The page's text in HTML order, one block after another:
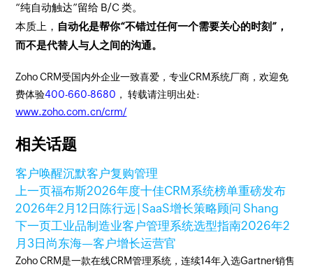
“纯自动触达”留给 B/C 类。
本质上， 自动化是帮你“不错过任何一个需要关心的时刻”，
而不是代替人与人之间的沟通。
Zoho CRM受国内外企业一致喜爱，专业CRM系统厂商，欢迎免
费体验400-660-8680 ， 转载请注明出处:
www.zoho.com.cn/crm/
相关话题
客户唤醒沉默客户复购管理
上一页福布斯2026年度十佳CRM系统榜单重磅发布
2026年2月12日 陈行远 | SaaS增长策略顾问 Shang
下一页工业品制造业客户管理系统选型指南2026年2
月3日 尚东海—客户增长运营官
Zoho CRM是一款在线CRM管理系统，连续14年入选Gartner销售